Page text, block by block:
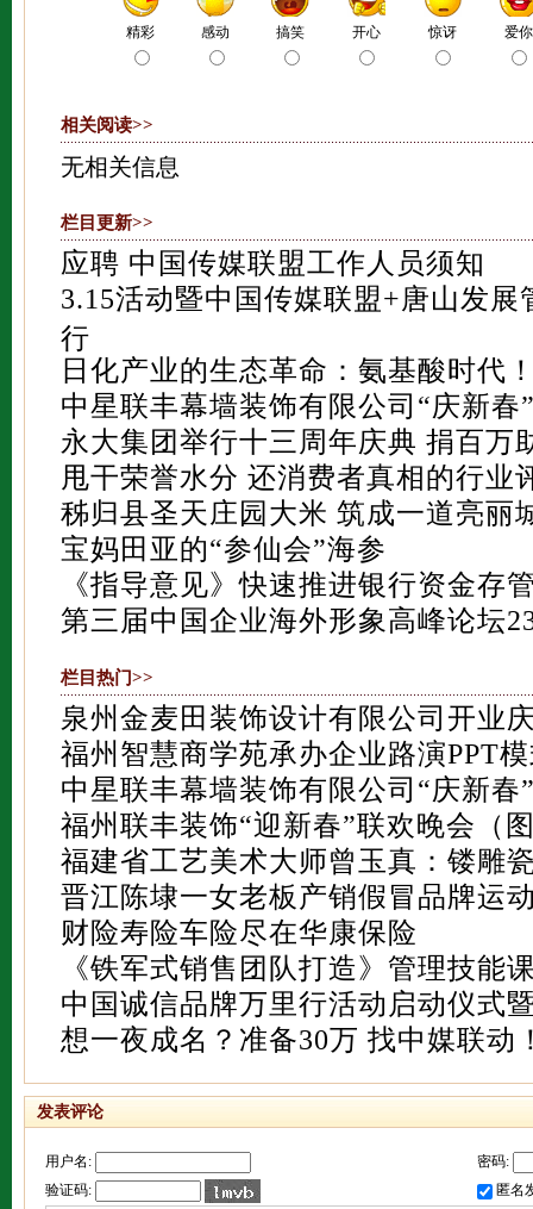
相关阅读>>
无相关信息
栏目更新>>
应聘 中国传媒联盟工作人员须知
3.15活动暨中国传媒联盟+唐山发展
行
日化产业的生态革命：氨基酸时代
中星联丰幕墙装饰有限公司“庆新春
永大集团举行十三周年庆典 捐百万
甩干荣誉水分 还消费者真相的行业
秭归县圣天庄园大米 筑成一道亮丽
宝妈田亚的“参仙会”海参
《指导意见》快速推进银行资金存
第三届中国企业海外形象高峰论坛
栏目热门>>
泉州金麦田装饰设计有限公司开业
福州智慧商学苑承办企业路演PPT
中星联丰幕墙装饰有限公司“庆新春
福州联丰装饰“迎新春”联欢晚会（
福建省工艺美术大师曾玉真：镂雕
晋江陈埭一女老板产销假冒品牌运
财险寿险车险尽在华康保险
《铁军式销售团队打造》管理技能
中国诚信品牌万里行活动启动仪式
想一夜成名？准备30万 找中媒联动
发表评论
用户名:
密码:
验证码:
匿名